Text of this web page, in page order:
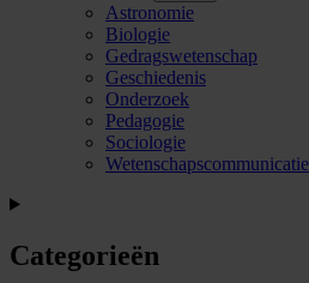
Astronomie
Biologie
Gedragswetenschap
Geschiedenis
Onderzoek
Pedagogie
Sociologie
Wetenschapscommunicatie
Categorieën